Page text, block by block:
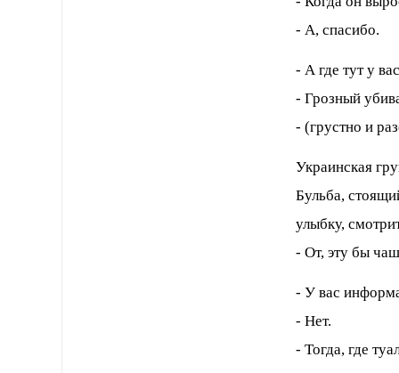
- А, спасибо.
- А где тут у
- Грозный
- (грустно и
Украинская
Бульба,
улыбку,
- От, эту бы
- У вас
- Нет.
- Тогда, где